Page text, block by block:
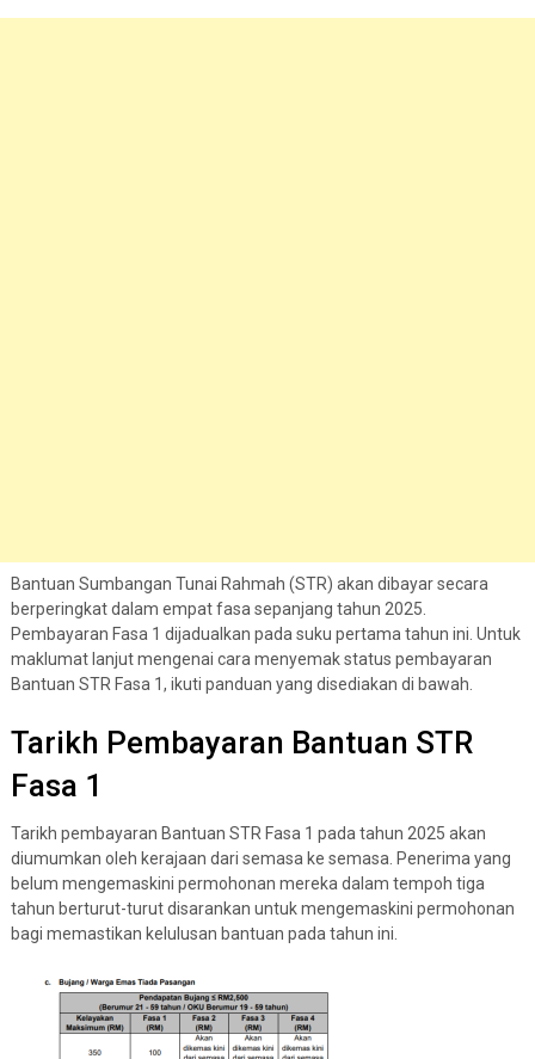
Bantuan Sumbangan Tunai Rahmah (STR) akan dibayar secara
berperingkat dalam empat fasa sepanjang tahun 2025.
Pembayaran Fasa 1 dijadualkan pada suku pertama tahun ini. Untuk
maklumat lanjut mengenai cara menyemak status pembayaran
Bantuan STR Fasa 1, ikuti panduan yang disediakan di bawah.
Tarikh Pembayaran Bantuan STR
Fasa 1
Tarikh pembayaran Bantuan STR Fasa 1 pada tahun 2025 akan
diumumkan oleh kerajaan dari semasa ke semasa. Penerima yang
belum mengemaskini permohonan mereka dalam tempoh tiga
tahun berturut-turut disarankan untuk mengemaskini permohonan
bagi memastikan kelulusan bantuan pada tahun ini.